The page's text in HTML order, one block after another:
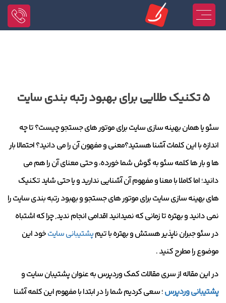
۵ تکنیک طلایی برای بهبود رتبه بندی سایت
سئو یا همان بهینه سازی سایت برای موتور های جستجو چیست؟ تا چه
اندازه با این کلمات آشنا هستید؟معنی و مفهون آن را می دانید؟ احتمالا بار
ها و بار ها کلمه سئو به گوش شما خورده، و حتی معنای آن را هم می
دانید؛ اما کاملا با معنا و مفهوم آن آشنایی ندارید و یا حتی شاید تکنیک
های بهینه سازی سایت برای موتور های جستجو و بهبود رتبه بندی سایت را
نمی دانید و بهتره تا زمانی که نمیدانید اقدامی انجام ندید, چرا که اشتباه
در سئو جبران ناپذیر هستش و بهتره با تیمپشتیبانی سایتخود این
موضوع را مطرح کنید .
در این مقاله از سری مقالات کمک وردپرس به عنوان پشتیبان سایت و
پشتیبانی وردپرس؛ سعی کردیم شما را در ابتدا با مفهوم این کلمه آشنا